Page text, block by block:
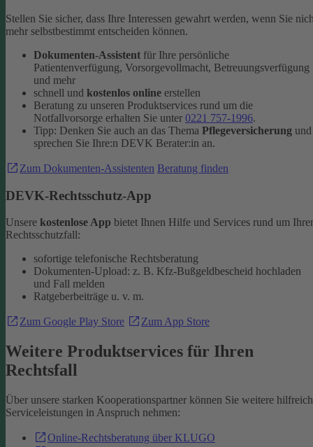
Stellen Sie sicher, dass Ihre Interessen gewahrt werden, wenn Sie
mehr selbstbestimmt entscheiden können.
Dokumenten-Assistent für Ihre persönliche
Patientenverfügung, Vorsorgevollmacht, Betreuungsverfügung
und mehr
schnell und kostenlos online erstellen
Beratung zu unseren Produktservices rund um die
Notfallvorsorge erhalten Sie unter 0221 757-1996.
Tipp: Denken Sie auch an das Thema Pflegeversicherung und
sprechen Sie Ihre:n DEVK Berater:in an.
Zum Dokumenten-Assistenten Beratung finden
DEVK-Rechtsschutz-App
Unsere kostenlose App bietet Ihnen Hilfe und Services rund um
Rechtsschutzfall:
sofortige telefonische Rechtsberatung
Dokumenten-Upload: z. B. Kfz-Bußgeldbescheid hochladen
und Fall melden
Ratgeberbeiträge u. v. m.
Zum Google Play Store Zum App Store
Weitere Produktservices für Ihren
Rechtsfall
Über unsere starken Kooperationspartner können Sie weitere
Serviceleistungen in Anspruch nehmen:
Online-Rechtsberatung über KLUGO